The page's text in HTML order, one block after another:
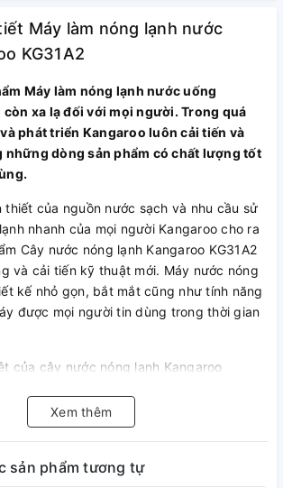
Máy làm nóng lạnh nước
KG31A2
Máy làm nóng lạnh nước uống
xa lạ đối với mọi người. Trong quá
phát triển Kangaroo luôn cải tiến và
dòng sản phẩm có chất lượng tốt
thiết của nguồn nước sạch và nhu cầu sử
nhanh của mọi người Kangaroo cho ra
Cây nước nóng lạnh Kangaroo KG31A2
và cải tiến kỹ thuật mới. Máy nước nóng
kế nhỏ gọn, bắt mắt cũng như tính năng
được mọi người tin dùng trong thời gian
của cây nước nóng lạnh Kangaroo
Kangaroo KG31A2 có nhiều tính năng
Xem thêm
sản phẩm tương tự